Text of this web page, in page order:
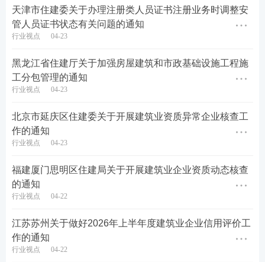
到位，依法履行工程款和人工费拨付义务。对因工程
款拨付不到位引发欠薪的，建设单位应当以未结清工
程款为限先行垫付农民工工资。承包企业应当精细化
用工管理，落实好工资支付各项制度，规范使用省监
管平台录入实名制人员信息，把好实名制考勤关卡，
实现实名制考勤与工资发放逻辑匹配，对承建工程的
农民工工资支付负总责。分包单位应当按月考核农民
工工作量并编制工资支付表，经农民工本人签字确认
后，与当月工程进度等情况一并交承包企业，对所招
用农民工的实名制管理和工资支付负直接责任；二是
强化属地监管责任。各区县（功能区）要扛牢属地监
管责任，相关职能部门定期开展保障农民工工资支付
制度专项检查，重点核查考勤设备合规性、实名制登
记与考勤规范性、工资专用账户开设与使用、考勤与
工资发放匹配等情况，对检查中发现的违规行为，责
天津市住建委关于办理注册类人员证书注册业务时调整安
管人员证书状态有关问题的通知
行业视点 04-23
黑龙江省住建厅关于加强房屋建筑和市政基础设施工程施
工分包管理的通知
行业视点 04-23
北京市延庆区住建委关于开展建筑业资质异常企业核查工
作的通知
行业视点 04-23
福建厦门思明区住建局关于开展建筑业企业资质动态核查
的通知
行业视点 04-22
江苏苏州关于做好2026年上半年度建筑业企业信用评价工
作的通知
行业视点 04-22